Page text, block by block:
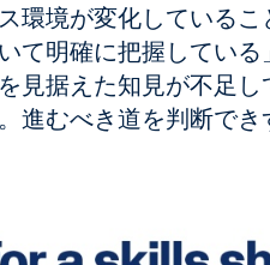
環境が変化している
て明確に把握してい
見据えた知見が不足
進むべき道を判断で